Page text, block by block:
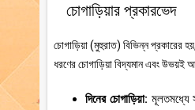
চোগাড়িয়ার প্রকারভেদ
চোগাড়িয়া (মুহুরাত) বিভিন্ন প্রকারের
ধরণের চোগাড়িয়া বিদ্যমান এবং উভয়ই
দিনের চোগাড়িয়া: মূলতমধ্যে